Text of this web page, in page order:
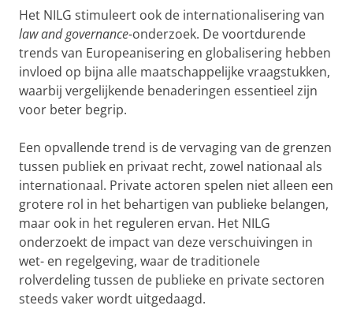
Het NILG stimuleert ook de internationalisering van
law and governance-onderzoek. De voortdurende
trends van Europeanisering en globalisering hebben
invloed op bijna alle maatschappelijke vraagstukken,
waarbij vergelijkende benaderingen essentieel zijn
voor beter begrip.
Een opvallende trend is de vervaging van de grenzen
tussen publiek en privaat recht, zowel nationaal als
internationaal. Private actoren spelen niet alleen een
grotere rol in het behartigen van publieke belangen,
maar ook in het reguleren ervan. Het NILG
onderzoekt de impact van deze verschuivingen in
wet- en regelgeving, waar de traditionele
rolverdeling tussen de publieke en private sectoren
steeds vaker wordt uitgedaagd.